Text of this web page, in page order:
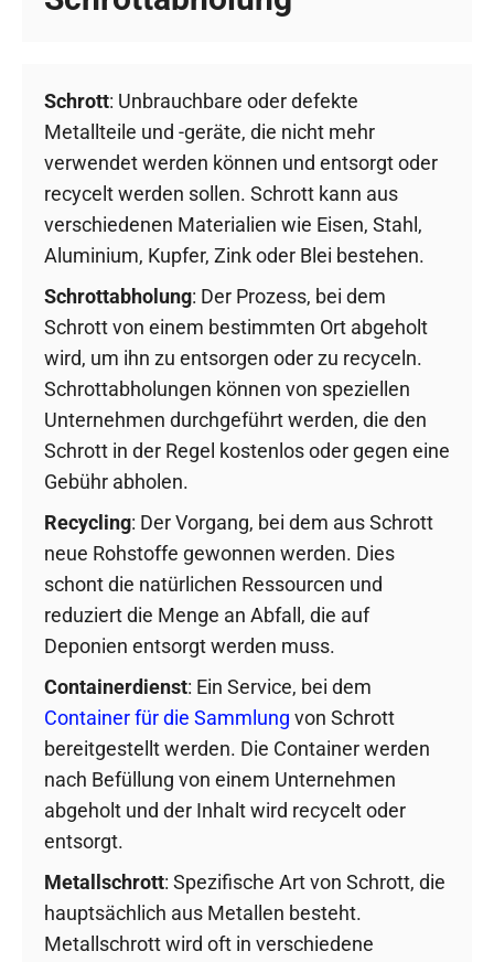
Schrott: Unbrauchbare oder defekte
Metallteile und -geräte, die nicht mehr
verwendet werden können und entsorgt oder
recycelt werden sollen. Schrott kann aus
verschiedenen Materialien wie Eisen, Stahl,
Aluminium, Kupfer, Zink oder Blei bestehen.
Schrottabholung: Der Prozess, bei dem
Schrott von einem bestimmten Ort abgeholt
wird, um ihn zu entsorgen oder zu recyceln.
Schrottabholungen können von speziellen
Unternehmen durchgeführt werden, die den
Schrott in der Regel kostenlos oder gegen eine
Gebühr abholen.
Recycling: Der Vorgang, bei dem aus Schrott
neue Rohstoffe gewonnen werden. Dies
schont die natürlichen Ressourcen und
reduziert die Menge an Abfall, die auf
Deponien entsorgt werden muss.
Containerdienst: Ein Service, bei dem
Container für die Sammlung von Schrott
bereitgestellt werden. Die Container werden
nach Befüllung von einem Unternehmen
abgeholt und der Inhalt wird recycelt oder
entsorgt.
Metallschrott: Spezifische Art von Schrott, die
hauptsächlich aus Metallen besteht.
Metallschrott wird oft in verschiedene